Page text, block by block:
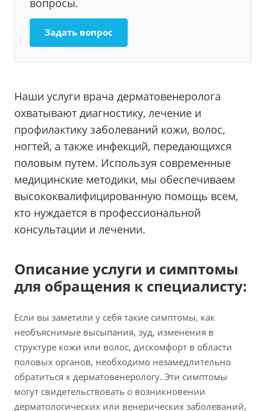
вопросы.
Задать вопрос
Наши услуги врача дерматовенеролога
охватывают диагностику, лечение и
профилактику заболеваний кожи, волос,
ногтей, а также инфекций, передающихся
половым путем. Используя современные
медицинские методики, мы обеспечиваем
высококвалифицированную помощь всем,
кто нуждается в профессиональной
консультации и лечении.
Описание услуги и симптомы
для обращения к специалисту:
Если вы заметили у себя такие симптомы, как
необъяснимые высыпания, зуд, изменения в
структуре кожи или волос, дискомфорт в области
половых органов, необходимо незамедлительно
обратиться к дерматовенерологу. Эти симптомы
могут свидетельствовать о возникновении
дерматологических или венерических заболеваний,